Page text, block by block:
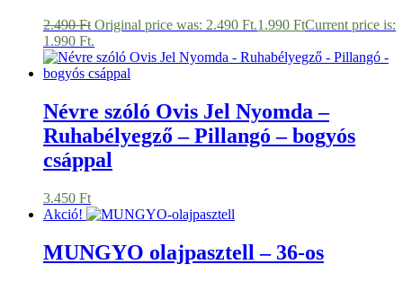
2.490Ft Original price was: 2.490 Ft.1.990 FtCurrent price is:
1.990 Ft.
Névre szóló Ovis Jel Nyomda –
Ruhabélyegző – Pillangó – bogyós
csáppal
3.450 Ft
Akció!
MUNGYO olajpasztell – 36-os